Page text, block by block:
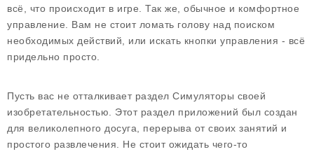
всё, что происходит в игре. Так же, обычное и комфортное
управление. Вам не стоит ломать голову над поиском
необходимых действий, или искать кнопки управления - всё
придельно просто.
Пусть вас не отталкивает раздел Симуляторы своей
изобретательностью. Этот раздел приложений был создан
для великолепного досуга, перерыва от своих занятий и
простого развлечения. Не стоит ожидать чего-то